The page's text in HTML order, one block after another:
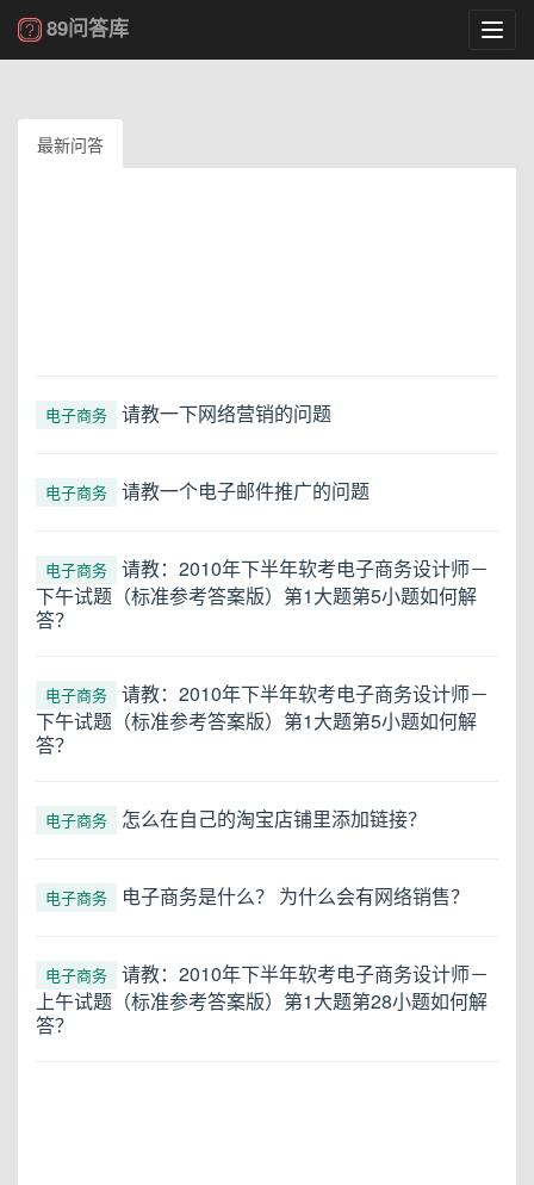
89问答库
最新问答
电子商务 请教一下网络营销的问题
电子商务 请教一个电子邮件推广的问题
电子商务
请教：2010年下半年软考电子商务设计师－
下午试题（标准参考答案版）第1大题第5小题如何解
答？
电子商务
请教：2010年下半年软考电子商务设计师－
下午试题（标准参考答案版）第1大题第5小题如何解
答？
电子商务 怎么在自己的淘宝店铺里添加链接？
电子商务 电子商务是什么？ 为什么会有网络销售？
电子商务
请教：2010年下半年软考电子商务设计师－
上午试题（标准参考答案版）第1大题第28小题如何解
答？